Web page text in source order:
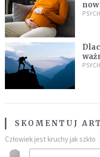
SKOMENTUJ
Człowiek jest kruchy jak szkło